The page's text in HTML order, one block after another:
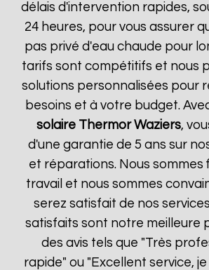
délais d'intervention rapides,
24 heures, pour vous assurer
pas privé d'eau chaude pour
tarifs sont compétitifs et nous
solutions personnalisées pour
besoins et à votre budget.
solaire Thermor Waziers,
d'une garantie de 5 ans sur
et réparations. Nous sommes
travail et nous sommes
serez satisfait de nos
satisfaits sont notre meilleure
des avis tels que "Très
rapide" ou "Excellent service,